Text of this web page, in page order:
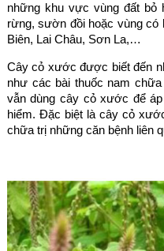
những khu vực vùng đất bỏ
rừng, sườn đồi hoặc vùng
Biên, Lai Châu, Sơn La,…
Cây cỏ xước được biết đến
như các bài thuốc nam
vẫn dùng cây cỏ xước để
hiểm. Đặc biệt là cây cỏ
chữa trị những căn bệnh liên